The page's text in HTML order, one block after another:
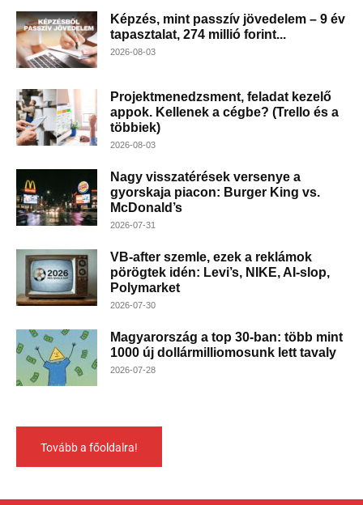
Képzés, mint passzív jövedelem – 9 év
tapasztalat, 274 millió forint...
2026-08-03
Projektmenedzsment, feladat kezelő
appok. Kellenek a cégbe? (Trello és a
többiek)
2026-08-03
Nagy visszatérések versenye a
gyorskaja piacon: Burger King vs.
McDonald’s
2026-07-31
VB-after szemle, ezek a reklámok
pörögtek idén: Levi’s, NIKE, AI-slop,
Polymarket
2026-07-30
Magyarország a top 30-ban: több mint
1000 új dollármilliomosunk lett tavaly
2026-07-28
Tovább a főoldalra!